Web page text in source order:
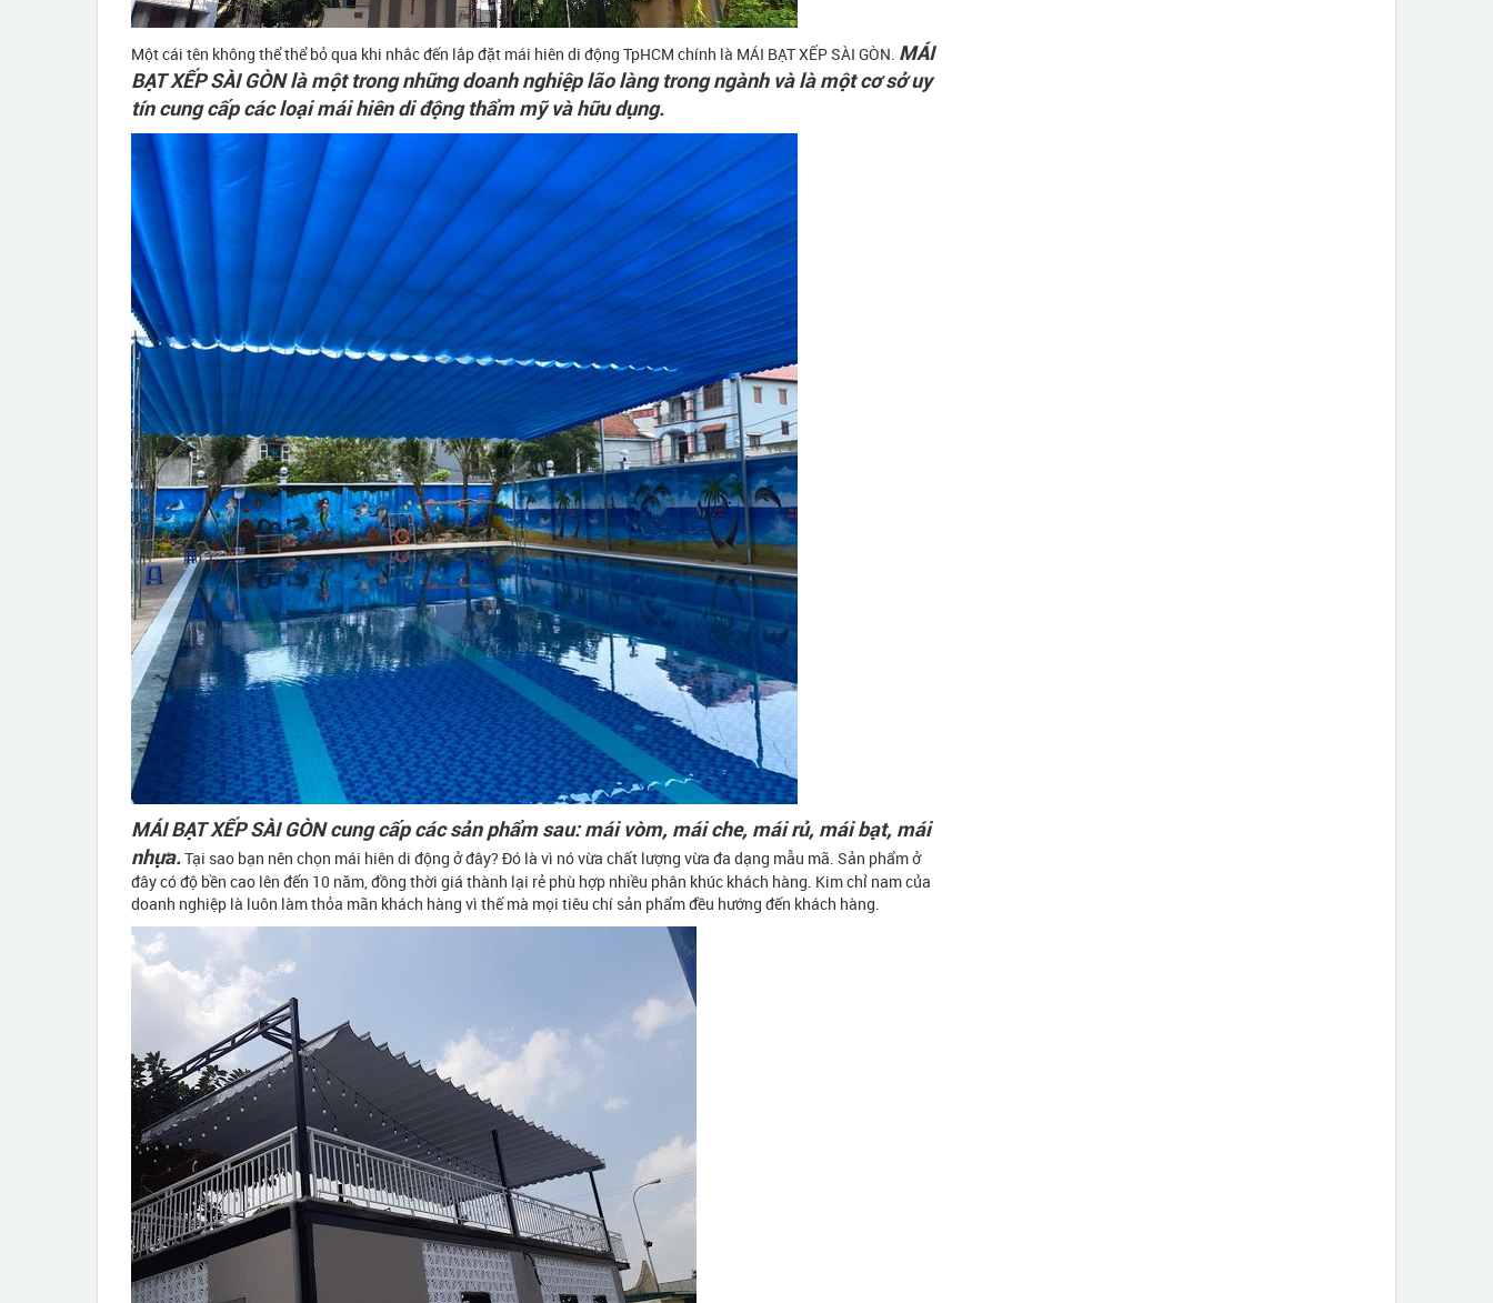
Một cái tên không thể thể bỏ qua khi nhắc đến lắp đặt mái hiên di động TpHCM chính là MÁI BẠT XẾP SÀI GÒN. MÁI
BẠT XẾP SÀI GÒN là một trong những doanh nghiệp lão làng trong ngành và là một cơ sở uy
tín cung cấp các loại mái hiên di động thẩm mỹ và hữu dụng.
MÁI BẠT XẾP SÀI GÒN cung cấp các sản phẩm sau: mái vòm, mái che, mái rủ, mái bạt, mái
nhựa.Tại sao bạn nên chọn mái hiên di động ở đây? Đó là vì nó vừa chất lượng vừa đa dạng mẫu mã. Sản phẩm ở
đây có độ bền cao lên đến 10 năm, đồng thời giá thành lại rẻ phù hợp nhiều phân khúc khách hàng. Kim chỉ nam của
doanh nghiệp là luôn làm thỏa mãn khách hàng vì thế mà mọi tiêu chí sản phẩm đều hướng đến khách hàng.